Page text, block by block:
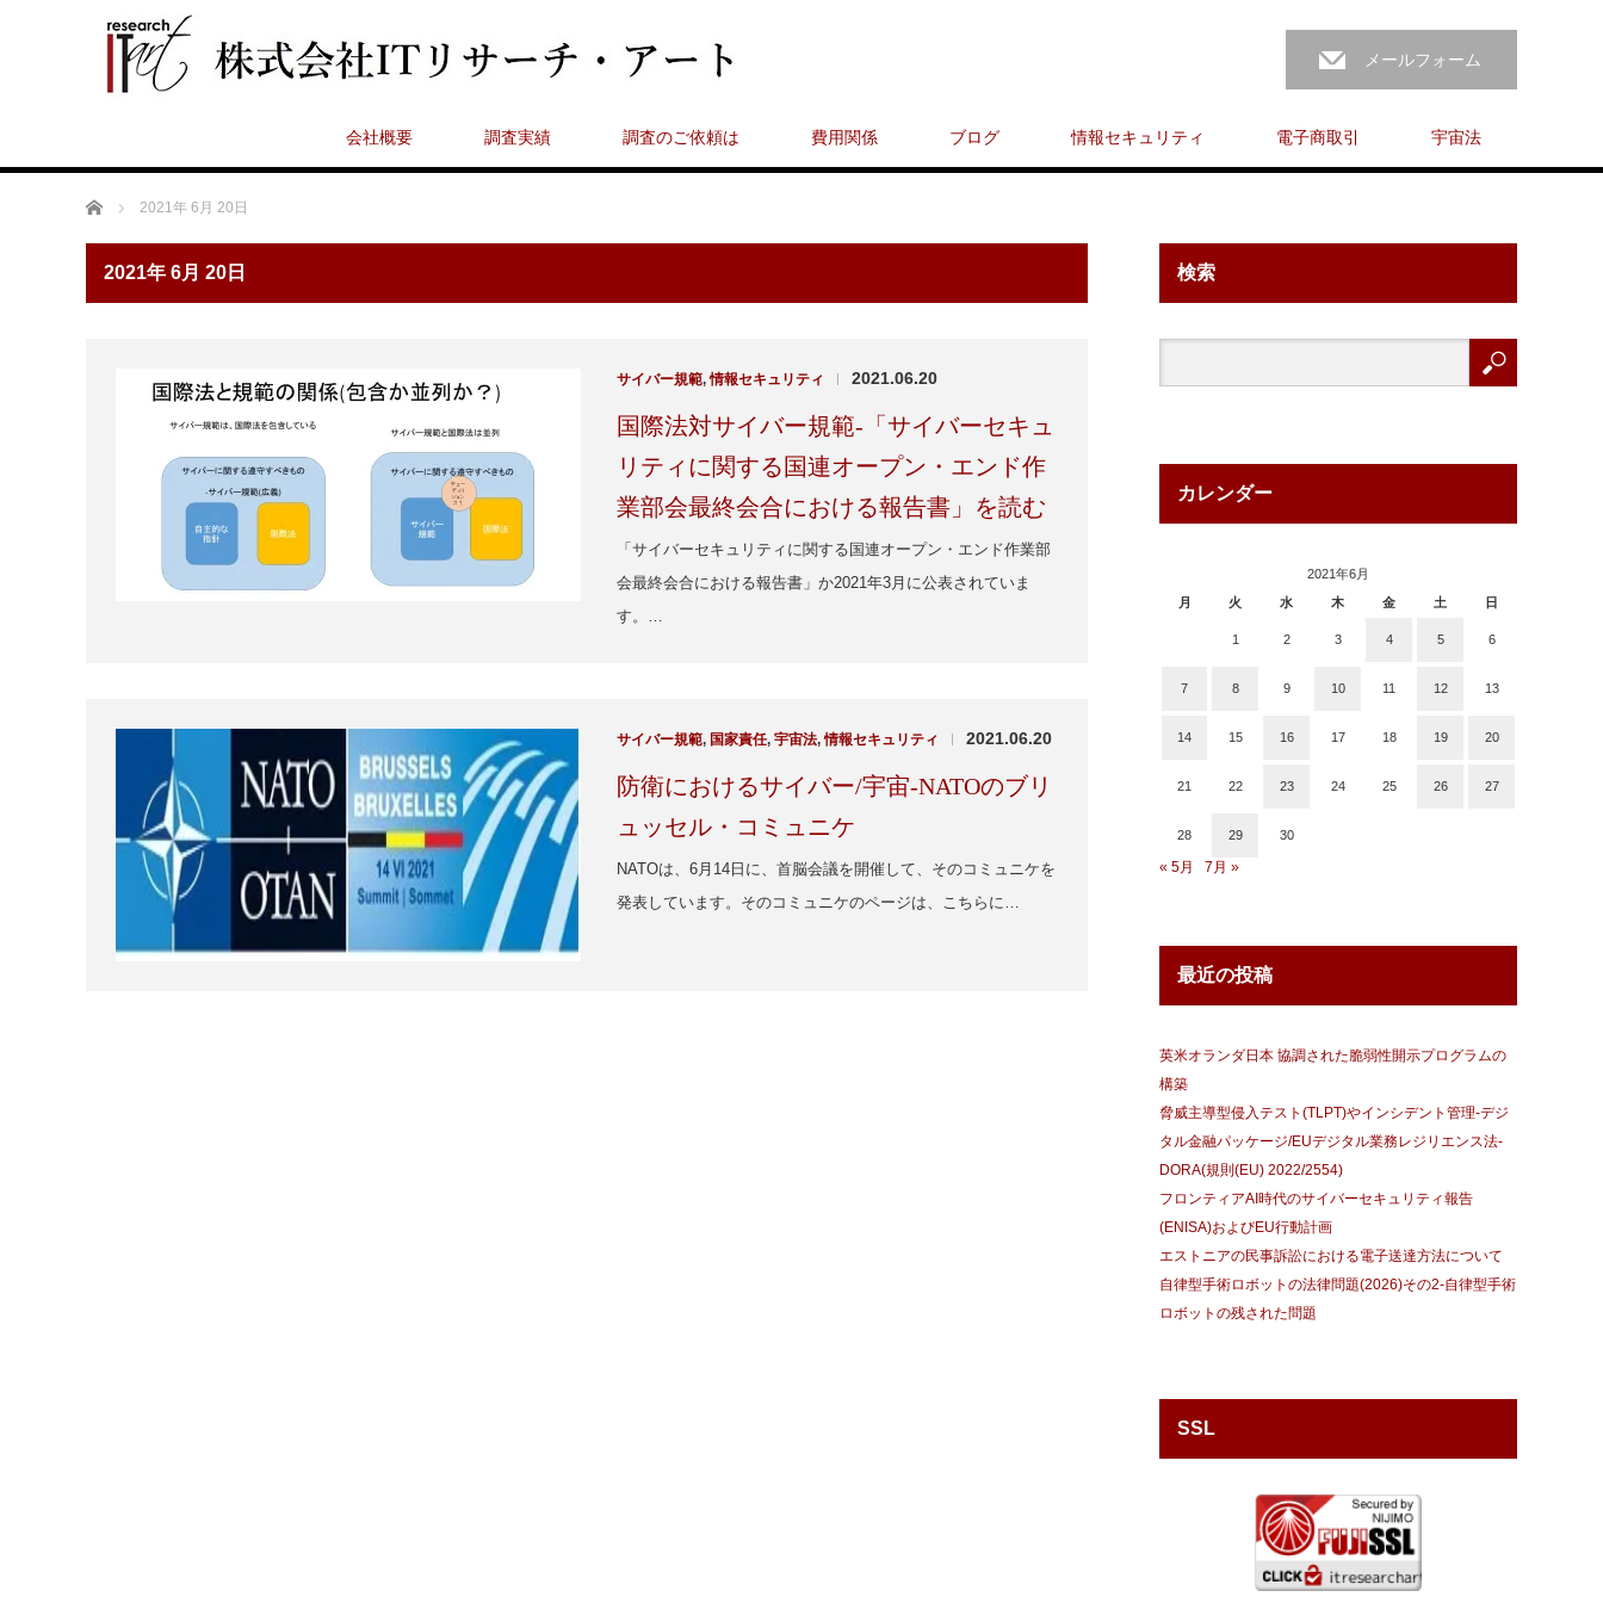
メールフォーム
会社概要 調査実績 調査のご依頼は 費用関係 ブログ 情報セキュリティ 電子商取引 宇宙法
ホーム 2021年 6月 20日
2021年 6月 20日
サイバー規範,情報セキュリティ | 2021.06.20
国際法対サイバー規範-「サイバーセキュ
リティに関する国連オープン・エンド作
業部会最終会合における報告書」を読む
「サイバーセキュリティに関する国連オープン・エンド作業部
会最終会合における報告書」か2021年3月に公表されていま
す。…
サイバー規範, 国家責任, 宇宙法,情報セキュリティ | 2021.06.20
防衛におけるサイバー/宇宙-NATOのブリ
ュッセル・コミュニケ
NATOは、6月14日に、首脳会議を開催して、そのコミュニケを
発表しています。そのコミュニケのページは、こちらに…
検索
カレンダー
2021年6月
月
火 水 木 金 土 日
1 2 3 4 5 6
7 8 9 10 11 12 13
14 15 16 17 18 19 20
21 22 23 24 25 26 27
28 29 30
« 5月 7月 »
最近の投稿
英米オランダ日本 協調された脆弱性開示プログラムの
構築
脅威主導型侵入テスト(TLPT)やインシデント管理-デジ
タル金融パッケージ/EUデジタル業務レジリエンス法-
DORA(規則(EU) 2022/2554)
フロンティアAI時代のサイバーセキュリティ報告
(ENISA)およびEU行動計画
エストニアの民事訴訟における電子送達方法について
自律型手術ロボットの法律問題(2026)その2-自律型手術
ロボットの残された問題
SSL